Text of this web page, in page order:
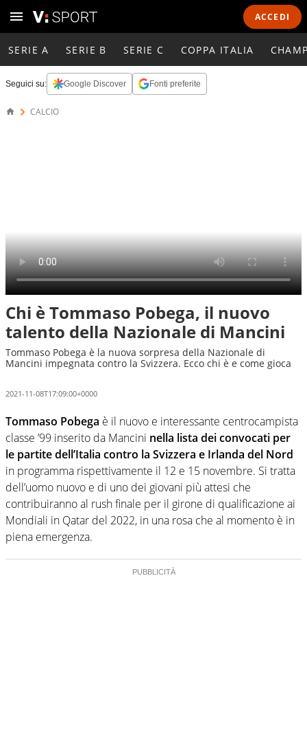
ACCEDI
SERIE A SERIE B SERIE C COPPA ITALIA
Seguici su: Google Discover Fonti preferite
CALCIO
Chi è Tommaso Pobega, il nuovo
talento della Nazionale di Mancini
Tommaso Pobega è la nuova sorpresa della Nazionale di
Mancini impegnata contro la Svizzera. Ecco chi è e come gioca
2021-11-08T17:09:00+0000
Tommaso Pobega è il nuovo e interessante centrocampista
classe ’99 inserito da Mancini nella lista dei convocati per
le partite dell’Italia contro la Svizzera e Irlanda del Nord
in programma rispettivamente il 12 e 15 novembre. Si tratta
dell’uomo nuovo e di uno dei giovani più attesi che
contribuiranno al rush finale per il girone di qualificazione ai
Mondiali in Qatar del 2022, in una rosa che al momento è in
piena emergenza.